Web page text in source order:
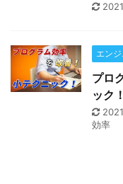
エン
プロ
ック
効率